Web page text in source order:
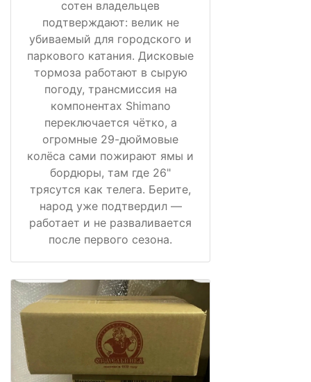
сотен владельцев
подтверждают: велик не
убиваемый для городского и
паркового катания. Дисковые
тормоза работают в сырую
погоду, трансмиссия на
компонентах Shimano
переключается чётко, а
огромные 29-дюймовые
колёса сами пожирают ямы и
бордюры, там где 26"
трясутся как телега. Берите,
народ уже подтвердил —
работает и не разваливается
после первого сезона.